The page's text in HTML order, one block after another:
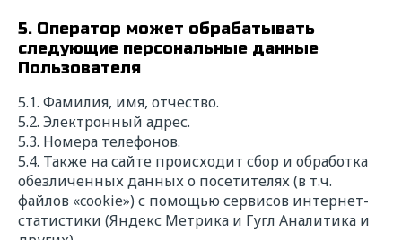
5. Оператор может обрабатывать
следующие персональные данные
Пользователя
5.1. Фамилия, имя, отчество.
5.2. Электронный адрес.
5.3. Номера телефонов.
5.4. Также на сайте происходит сбор и обработка
обезличенных данных о посетителях (в т.ч.
файлов «cookie») с помощью сервисов интернет-
статистики (Яндекс Метрика и Гугл Аналитика и